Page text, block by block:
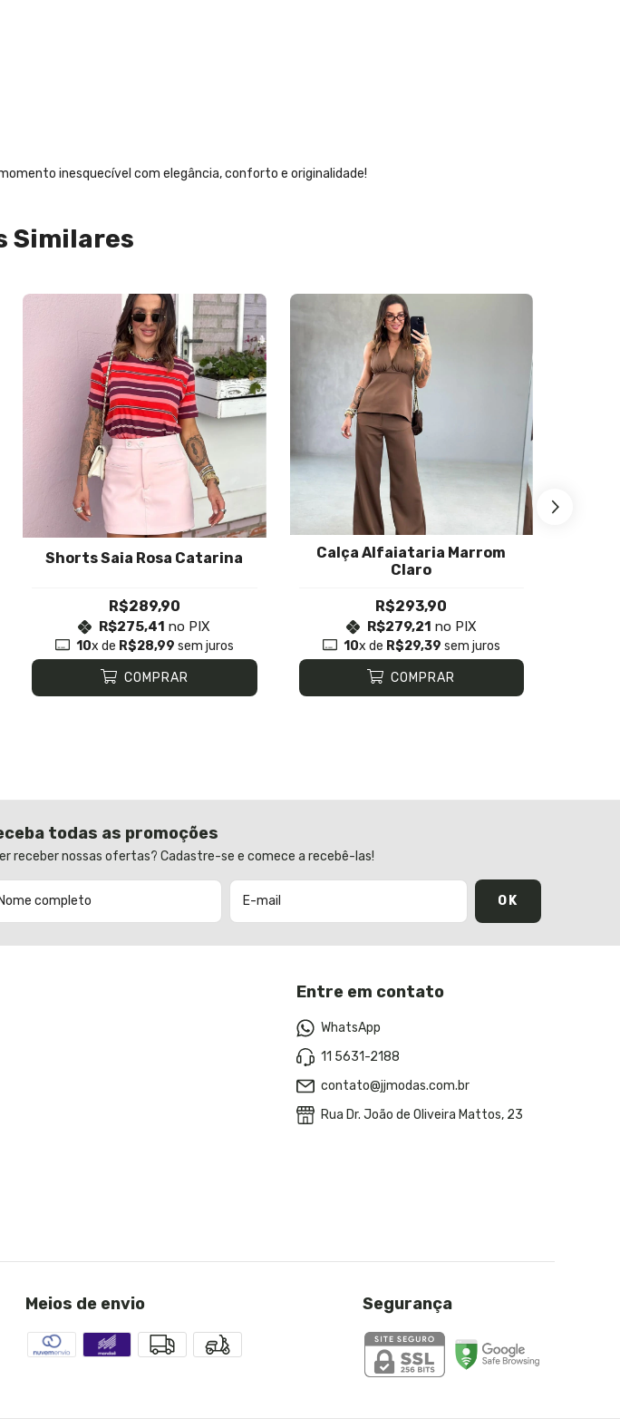
inesquecível com elegância, conforto e originalidade!
Similares
Shorts Saia Rosa Catarina
R$289,90
R$275,41 no PIX
10x de R$28,99 sem juros
COMPRAR
Calça Alfaiataria Marrom
Claro
R$293,90
R$279,21 no PIX
10x de R$29,39 sem juros
COMPRAR
todas as promoções
receber nossas ofertas? Cadastre-se e comece a recebê-las!
Entre em contato
WhatsApp
11 5631-2188
contato@jjmodas.com.br
Rua Dr. João de Oliveira Mattos, 23
Meios de envio Segurança